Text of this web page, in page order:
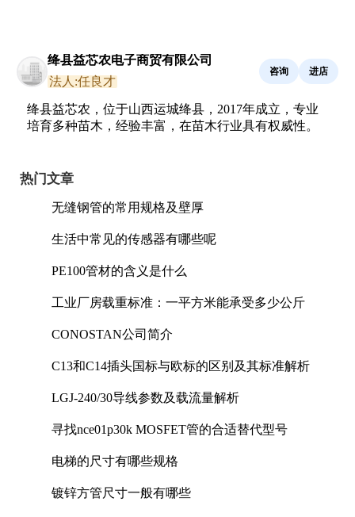
绛县益芯农电子商贸有限公司
法人:任良才
咨询 进店
绛县益芯农，位于山西运城绛县，2017年成立，专业
培育多种苗木，经验丰富，在苗木行业具有权威性。
热门文章
无缝钢管的常用规格及壁厚
生活中常见的传感器有哪些呢
PE100管材的含义是什么
工业厂房载重标准：一平方米能承受多少公斤
CONOSTAN公司简介
C13和C14插头国标与欧标的区别及其标准解析
LGJ-240/30导线参数及载流量解析
寻找nce01p30k MOSFET管的合适替代型号
电梯的尺寸有哪些规格
镀锌方管尺寸一般有哪些